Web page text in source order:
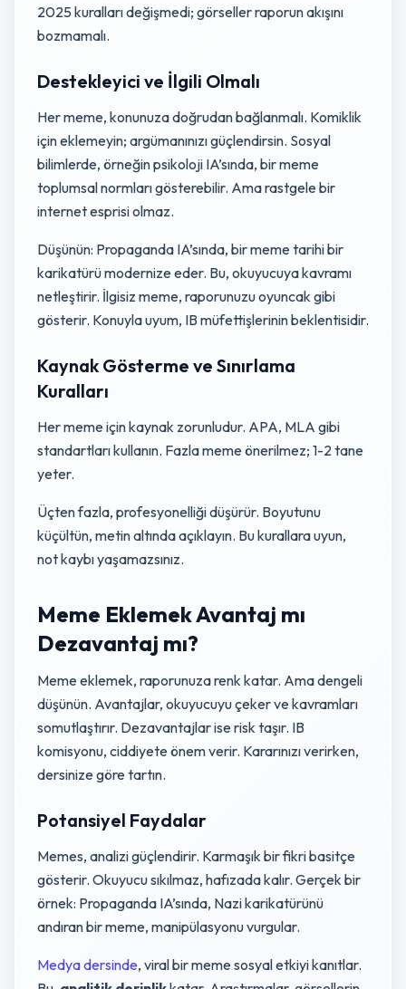
2025 kuralları değişmedi; görseller raporun akışını
bozmamalı.
Destekleyici ve İlgili Olmalı
Her meme, konunuza doğrudan bağlanmalı. Komiklik
için eklemeyin; argümanınızı güçlendirsin. Sosyal
bilimlerde, örneğin psikoloji IA’sında, bir meme
toplumsal normları gösterebilir. Ama rastgele bir
internet esprisi olmaz.
Düşünün: Propaganda IA’sında, bir meme tarihi bir
karikatürü modernize eder. Bu, okuyucuya kavramı
netleştirir. İlgisiz meme, raporunuzu oyuncak gibi
gösterir. Konuyla uyum, IB müfettişlerinin beklentisidir.
Kaynak Gösterme ve Sınırlama
Kuralları
Her meme için kaynak zorunludur. APA, MLA gibi
standartları kullanın. Fazla meme önerilmez; 1-2 tane
yeter.
Üçten fazla, profesyonelliği düşürür. Boyutunu
küçültün, metin altında açıklayın. Bu kurallara uyun,
not kaybı yaşamazsınız.
Meme Eklemek Avantaj mı
Dezavantaj mı?
Meme eklemek, raporunuza renk katar. Ama dengeli
düşünün. Avantajlar, okuyucuyu çeker ve kavramları
somutlaştırır. Dezavantajlar ise risk taşır. IB
komisyonu, ciddiyete önem verir. Kararınızı verirken,
dersinize göre tartın.
Potansiyel Faydalar
Memes, analizi güçlendirir. Karmaşık bir fikri basitçe
gösterir. Okuyucu sıkılmaz, hafızada kalır. Gerçek bir
örnek: Propaganda IA’sında, Nazi karikatürünü
andıran bir meme, manipülasyonu vurgular.
Medya dersinde, viral bir meme sosyal etkiyi kanıtlar.